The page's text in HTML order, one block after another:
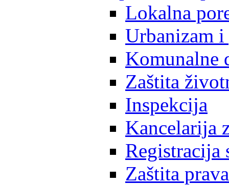
Lokalna
Urbanizam
Komunalne
Zaštita
Inspekcija
Kancelarija
Registracija
Zaštita